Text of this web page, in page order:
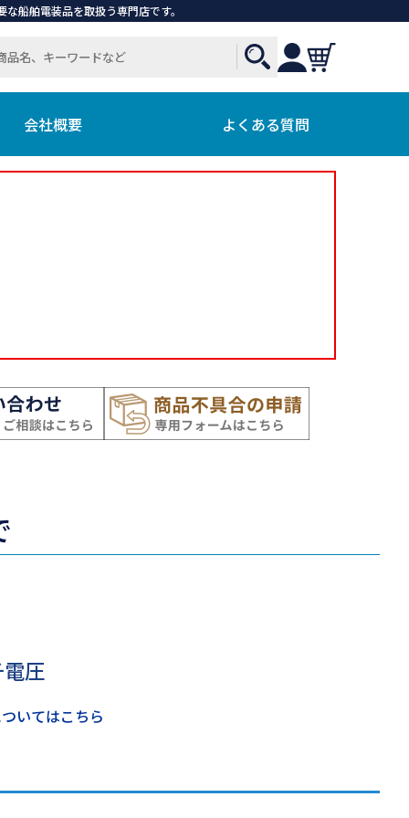
船舶電装品を取扱う専門店です。
会社概要 よくある質問
圧
いてはこちら